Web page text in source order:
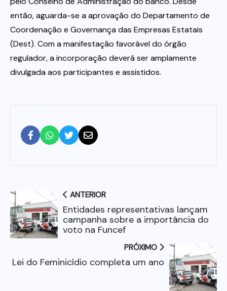
então, aguarda-se a aprovação do Departamento de
Coordenação e Governança das Empresas Estatais
(Dest). Com a manifestação favorável do órgão
regulador, a incorporação deverá ser amplamente
divulgada aos participantes e assistidos.
ANTERIOR
Entidades representativas lançam
campanha sobre a importância do
voto na Funcef
PRÓXIMO
Lei do Feminicídio completa um ano